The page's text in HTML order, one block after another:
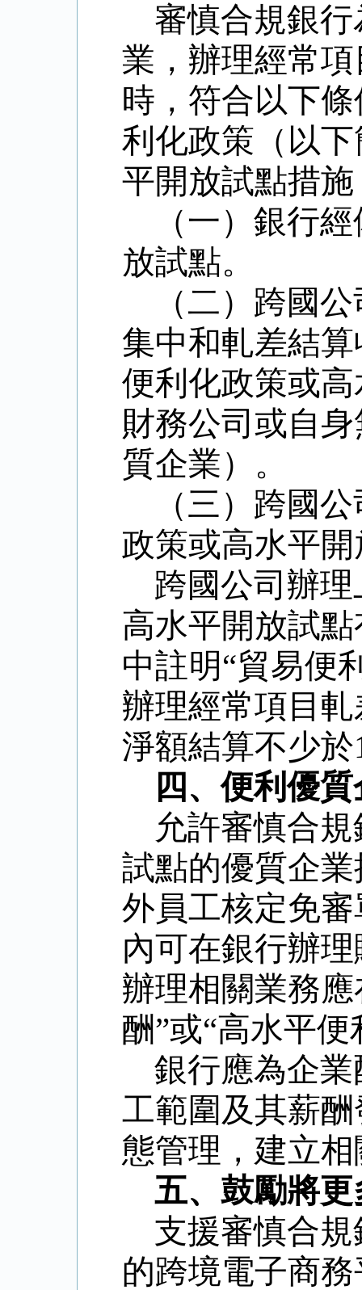
審慎合規銀
業，辦理經常
時，符合以下
利化政策（以
平開放試點措
（一）銀行
放試點。
（二）跨國
集中和軋差結
便利化政策或
財務公司或自
質企業）。
（三）跨國
政策或高水平
跨國公司辦
高水平開放試
中註明“貿易便
辦理經常項目
淨額結算不少於
四、便利優
允許審慎合
試點的優質企
外員工核定免
內可在銀行辦
辦理相關業務
酬”或“高水平
銀行應為企
工範圍及其薪
態管理，建立
五、鼓勵將
支援審慎合
的跨境電子商